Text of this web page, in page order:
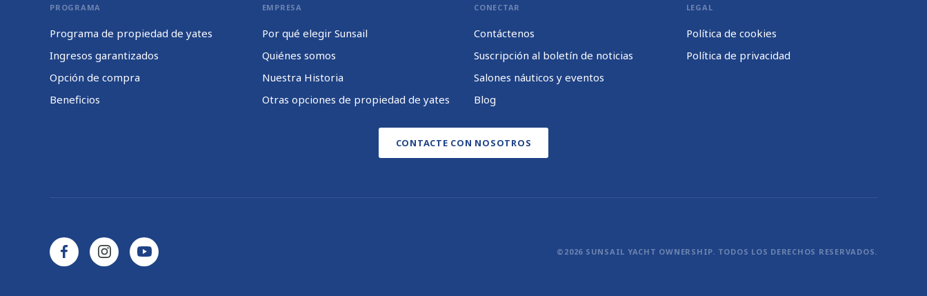
PROGRAMA
Programa de propiedad de yates
Ingresos garantizados
Opción de compra
Beneficios
EMPRESA
Por qué elegir Sunsail
Quiénes somos
Nuestra Historia
Otras opciones de propiedad de yates
CONECTAR
Contáctenos
Suscripción al boletín de noticias
Salones náuticos y eventos
Blog
LEGAL
Política de cookies
Política de privacidad
CONTACTE CON NOSOTROS
©2026 SUNSAIL YACHT OWNERSHIP. TODOS LOS DERECHOS RESERVADOS.